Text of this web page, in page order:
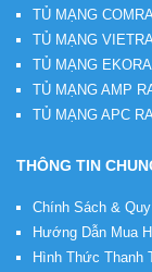
TỦ MẠNG
TỦ MẠNG
TỦ MẠNG
TỦ MẠNG AMP
TỦ MẠNG APC
THÔNG TIN
Chính Sách &
Hướng Dẫn Mua
Hình Thức Thanh